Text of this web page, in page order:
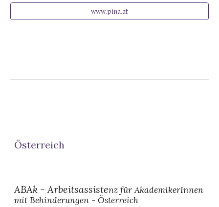
www.pina.at
Österreich
ABAk - Arbeitsassistenz für AkademikerInnen
mit Behinderungen - Österreich